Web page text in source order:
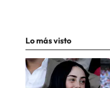
Lo más visto